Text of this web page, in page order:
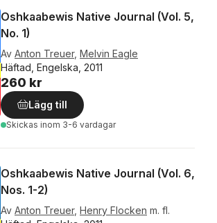
Oshkaabewis Native Journal (Vol. 5,
No. 1)
Av Anton Treuer, Melvin Eagle
Häftad, Engelska, 2011
260 kr
Lägg till
Skickas inom 3-6 vardagar
Oshkaabewis Native Journal (Vol. 6,
Nos. 1-2)
Av Anton Treuer, Henry Flocken m. fl.